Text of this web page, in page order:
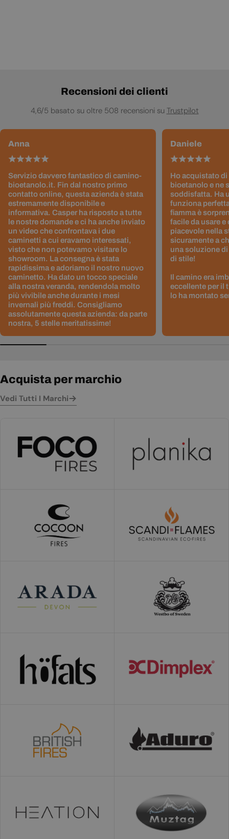
Recensioni dei clienti
4,6/5 basato su oltre 508 recensioni su Trustpilot
Anna
Servizio davvero fantastico di camino-
bioetanolo.it. Fin dal nostro primo
contatto online, questa azienda è stata
estremamente disponibile e
informativa. Casper ha risposto a tutte
le nostre domande e ci ha anche inviato
un video che confrontava i due
caminetti a cui eravamo interessati,
visto che non potevamo visitare lo
showroom. La consegna è stata
rapidissima e adoriamo il nostro nuovo
caminetto. Ha dato un tocco speciale
alla nostra veranda, rendendola molto
più vivibile anche durante i mesi
invernali più freddi. Consigliamo
assolutamente questa azienda: da parte
nostra, 5 stelle meritatissime!
Daniele
Ho acquistato di
bioetanolo e ne
soddisfatta. Ha
funziona
fiamma è
facile da usare e
piacevole nella
sicuramente a
una soluzione
di stile!
Il camino era
eccellente per il
lo ha montato
Acquista per marchio
Vedi Tutti I Marchi